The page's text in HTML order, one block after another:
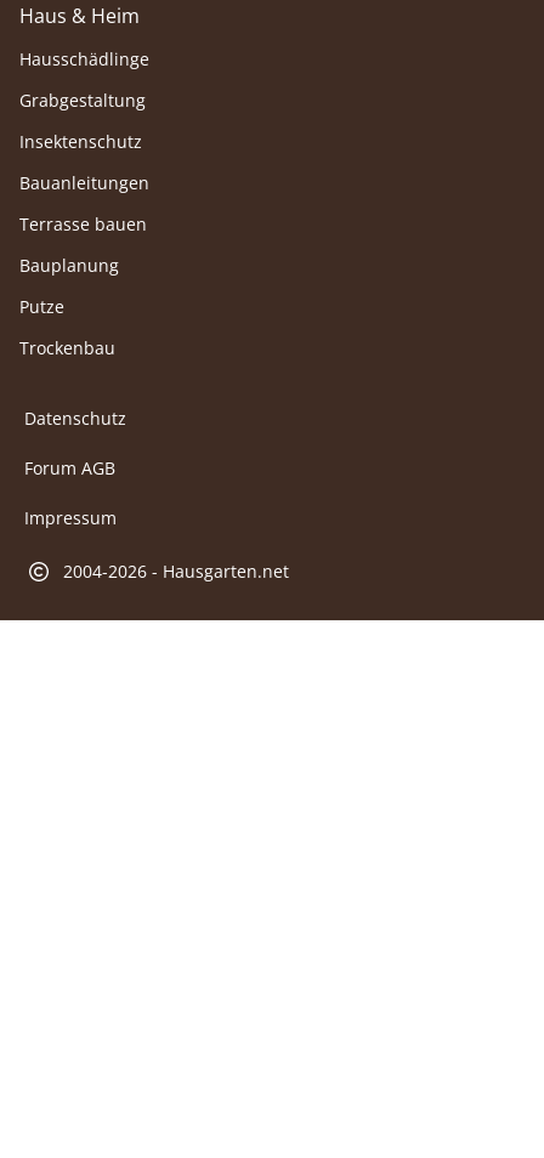
Haus & Heim
Hausschädlinge
Grabgestaltung
Insektenschutz
Bauanleitungen
Terrasse bauen
Bauplanung
Putze
Trockenbau
Datenschutz
Forum AGB
Impressum
2004-2026 - Hausgarten.net